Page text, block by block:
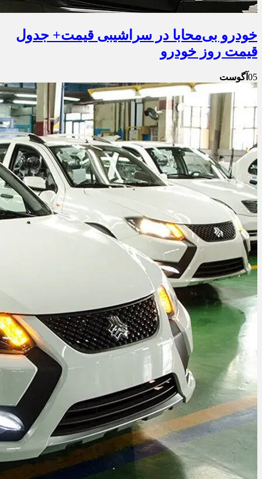
خودرو بی‌محابا در سراشیبی قیمت+ جدول
قیمت روز خودرو
05آگوست